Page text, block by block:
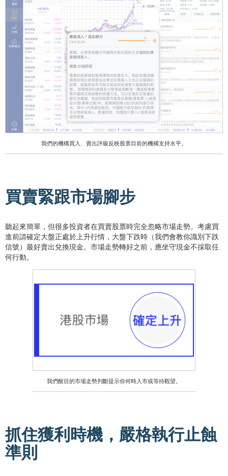
我們的機構買入、賣出評級反映股票目前的機構支持水平。
買賣緊跟市場腳步
聽起來簡單，但很多投資者在買賣股票時完全忽略市場走勢。考慮買
進前請確定大盤正處於上升行情，大盤下跌時（我們會教你識別下跌
信號）最好賣出兌換現金。市場走勢轉好之前，應坐守現金不採取任
何行動。
我們醒目的市場走勢判斷提示你何時入市或等待觀望。
抓住獲利時機，嚴格執行止蝕
準則